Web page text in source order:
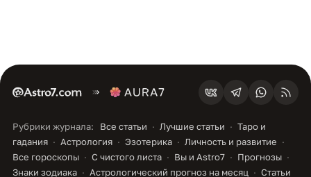
Рубрики журнала: Все статьи Лучшие статьи
Таро и
гадания
Астрология Эзотерика
Личность и развитие
Все гороскопы
С чистого листа Вы и Astro7
Прогнозы
Знаки зодиака
Астрологический прогноз на месяц Статьи